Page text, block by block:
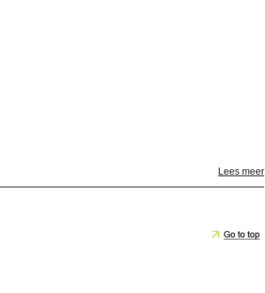
Lees meer